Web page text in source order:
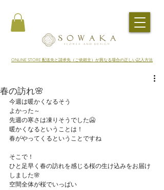
​ONLINE STORE 配送先と請求先（ご依頼主）が異なる場合の正しい記入方法
春の訪れ🌸
今週は暖かくなるそう
よかった～
先週の寒さは凍りそうでした🥶
暖かくなるということは！
春がやってくるということですね
そこで！
ひと足早く春の訪れを感じる桜の生け込みをお届け
しました🌸
空間全体が桜でいっぱい